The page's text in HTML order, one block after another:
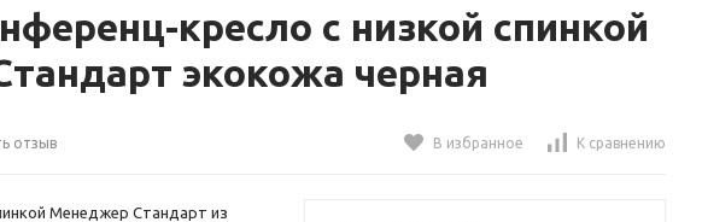
кресло с низкой спинкой
экокожа черная
отзыв В избранное К сравнению
Менеджер Стандарт из